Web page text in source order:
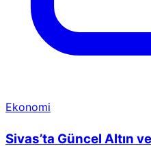
Ekonomi
Sivas’ta Güncel Altın